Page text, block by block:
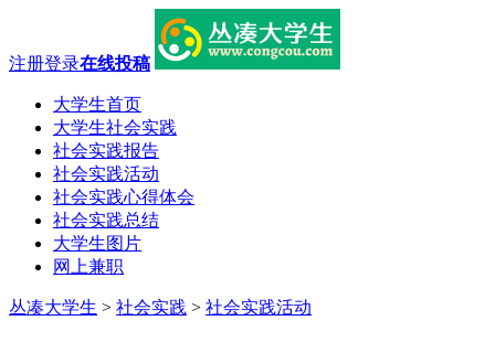
注册登录在线投稿
大学生首页
大学生社会实践
社会实践报告
社会实践活动
社会实践心得体会
社会实践总结
大学生图片
网上兼职
丛凑大学生 > 社会实践 > 社会实践活动